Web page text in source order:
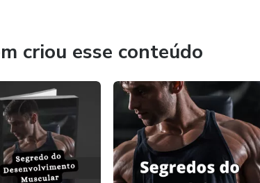
criou esse conteúdo